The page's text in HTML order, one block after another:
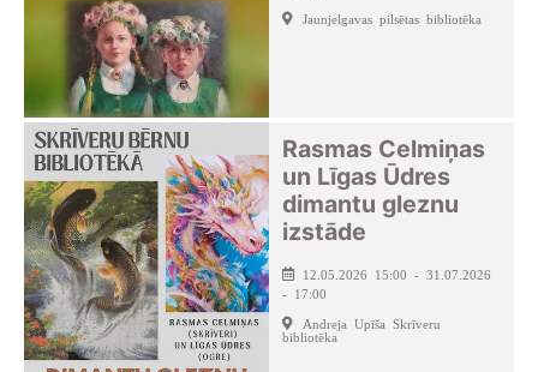
Jaunjelgavas pilsētas bibliotēka
Rasmas Celmiņas
un Līgas Ūdres
dimantu gleznu
izstāde
12.05.2026 15:00 - 31.07.2026
- 17:00
Andreja Upīša Skrīveru
bibliotēka